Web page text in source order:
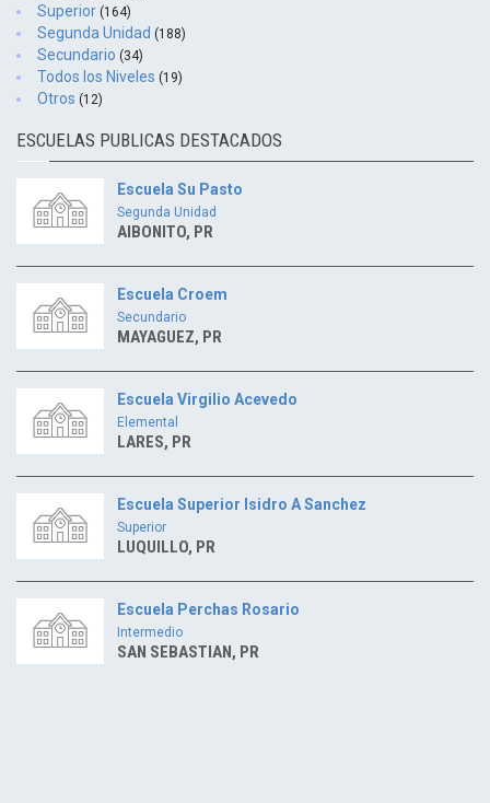
Superior (164)
Segunda Unidad (188)
Secundario (34)
Todos los Niveles (19)
Otros (12)
ESCUELAS PUBLICAS DESTACADOS
Escuela Su Pasto
Segunda Unidad
AIBONITO, PR
Escuela Croem
Secundario
MAYAGUEZ, PR
Escuela Virgilio Acevedo
Elemental
LARES, PR
Escuela Superior Isidro A Sanchez
Superior
LUQUILLO, PR
Escuela Perchas Rosario
Intermedio
SAN SEBASTIAN, PR